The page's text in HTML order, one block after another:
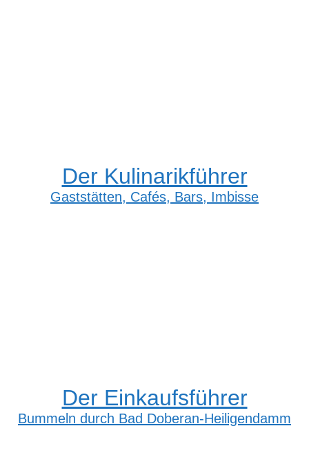
Der Kulinarikführer
Gaststätten, Cafés, Bars, Imbisse
Der Einkaufsführer
Bummeln durch Bad Doberan-Heiligendamm